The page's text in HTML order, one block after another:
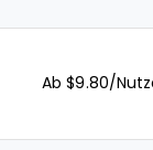
Ab $9.80/